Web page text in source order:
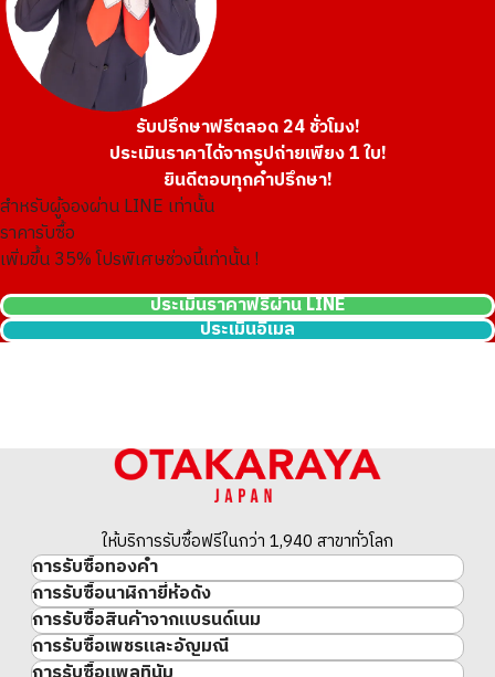
THB 660,421.20
รับปรึกษาฟรีตลอด 24 ชั่วโมง!
ประเมินราคาได้จากรูปถ่ายเพียง 1 ใบ!
ยินดีตอบทุกคำปรึกษา!
สำหรับผู้จองผ่าน LINE เท่านั้น
ราคารับซื้อ
เพิ่มขึ้น35% โปรพิเศษช่วงนี้เท่านั้น !
ประเมินราคาฟรีผ่าน LINE
ประเมินอีเมล
ให้บริการรับซื้อฟรีในกว่า 1,940 สาขาทั่วโลก
การรับซื้อทองคำ
ทองคำ
ทองคำแท่ง
เหรียญทองคำ/เหรียญเงิน
การรับซื้อนาฬิกายี่ห้อดัง
นาฬิกาแบรนด์เนม
Rolex
การรับซื้อสินค้าจากแบรนด์เนม
สินค้าแบรนด์เนม
การรับซื้อเพชรและอัญมณี